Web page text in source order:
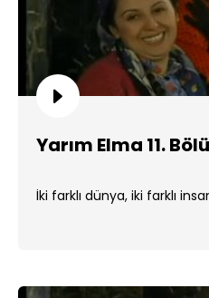
Yarım Elma 11.
İki farklı dünya, iki farklı